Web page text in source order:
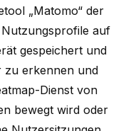
„Matomo“ der
auf
gespeichert und
zu erkennen und
Dienst von
bewegt wird oder